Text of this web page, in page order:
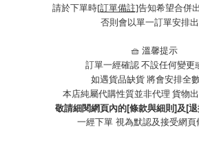
請於下單時[訂單備註]告知希望合併
否則會以單一訂單安排
🧺 溫馨提示
訂單一經確認 不設任何變更
如遇貨品缺貨 將會安排全
本店純屬代購性質並非代理 貨物
敬請細閱網頁內的[條款與細則]及[
一經下單 視為默認及接受網頁